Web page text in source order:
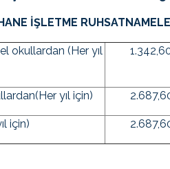
İŞLETME
okullardan (Her yıl
yıl için)
için)